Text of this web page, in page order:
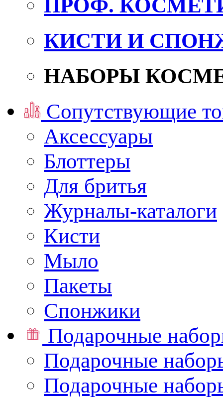
КИСТИ И
НАБОРЫ
Сопутствующие
Аксессуары
Блоттеры
Для бритья
Журналы-каталоги
Кисти
Мыло
Пакеты
Спонжики
Подарочные
Подарочные
Подарочные